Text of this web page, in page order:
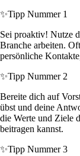
✨Tipp Nummer 1
Sei proaktiv! Nutze
Branche arbeiten.
persönliche
✨Tipp Nummer 2
Bereite dich auf
übst und deine
die Werte und Ziele
beitragen kannst.
✨Tipp Nummer 3